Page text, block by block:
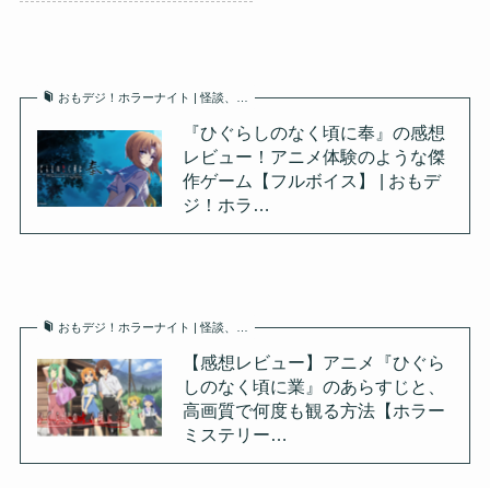
おもデジ！ホラーナイト | 怪談、…
『ひぐらしのなく頃に奉』の感想
レビュー！アニメ体験のような傑
作ゲーム【フルボイス】 | おもデ
ジ！ホラ…
おもデジ！ホラーナイト | 怪談、…
【感想レビュー】アニメ『ひぐら
しのなく頃に業』のあらすじと、
高画質で何度も観る方法【ホラー
ミステリー…